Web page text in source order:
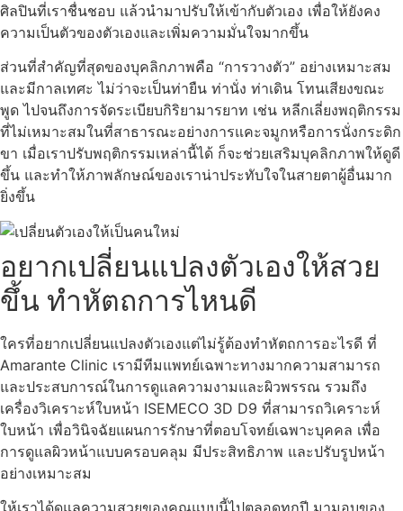
ศิลปินที่เราชื่นชอบ แล้วนำมาปรับให้เข้ากับตัวเอง เพื่อให้ยังคง
ความเป็นตัวของตัวเองและเพิ่มความมั่นใจมากขึ้น
ส่วนที่สำคัญที่สุดของบุคลิกภาพคือ “การวางตัว” อย่างเหมาะสม
และมีกาลเทศะ ไม่ว่าจะเป็นท่ายืน ท่านั่ง ท่าเดิน โทนเสียงขณะ
พูด ไปจนถึงการจัดระเบียบกิริยามารยาท เช่น หลีกเลี่ยงพฤติกรรม
ที่ไม่เหมาะสมในที่สาธารณะอย่างการแคะจมูกหรือการนั่งกระดิก
ขา เมื่อเราปรับพฤติกรรมเหล่านี้ได้ ก็จะช่วยเสริมบุคลิกภาพให้ดูดี
ขึ้น และทำให้ภาพลักษณ์ของเราน่าประทับใจในสายตาผู้อื่นมาก
ยิ่งขึ้น
อยากเปลี่ยนแปลงตัวเองให้สวย
ขึ้น ทำหัตถการไหนดี
ใครที่อยากเปลี่ยนแปลงตัวเองแต่ไม่รู้ต้องทำหัตถการอะไรดี ที่
Amarante Clinic เรามีทีมแพทย์เฉพาะทางมากความสามารถ
และประสบการณ์ในการดูแลความงามและผิวพรรณ รวมถึง
เครื่องวิเคราะห์ใบหน้า ISEMECO 3D D9 ที่สามารถวิเคราะห์
ใบหน้า เพื่อวินิจฉัยแผนการรักษาที่ตอบโจทย์เฉพาะบุคคล เพื่อ
การดูแลผิวหน้าแบบครอบคลุม มีประสิทธิภาพ และปรับรูปหน้า
อย่างเหมาะสม
ให้เราได้ดูแลความสวยของคุณแบบนี้ไปตลอดทุกปี มามอบของ